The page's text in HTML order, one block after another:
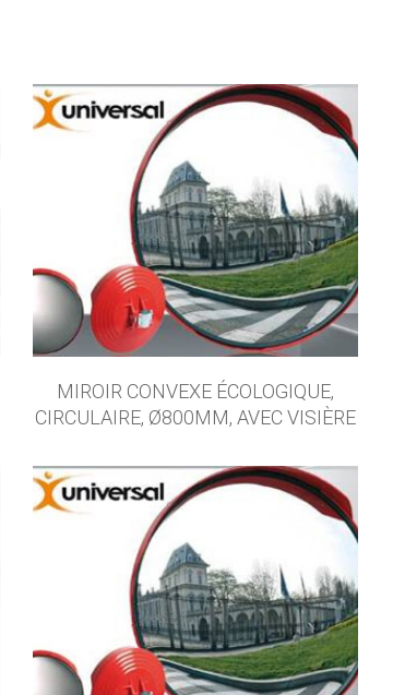
MIROIR CONVEXE ÉCOLOGIQUE,
CIRCULAIRE, Ø800MM, AVEC VISIÈRE